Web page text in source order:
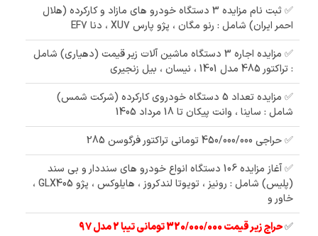
✅ ثبت نام مزایده 3 دستگاه خودرو های مازاد و کارکرده (هلال
احمر ایران) شامل : رنو مگان ، پژو پارس XU7 ، دنا EF7
✅ مزایده اجاره 3 دستگاه ماشین آلات زیر قیمت (دهیاری) شامل
: تراکتور 485 مدل 1401 ، نیسان ، بیل زنجیری
✅ مزایده تعداد 5 دستگاه خودروی کارکرده (شرکت شمس)
شامل : ساینا ، وانت پیکان تا 18 مرداد 1405
✅ حراجی 450/000/000 تومانی تراکتور فرگوسن 285
✅ آغاز مزایده 106 دستگاه انواع خودرو های سنددار و بی سند
(پلیس) شامل : رونیز ، تویوتا لندکروز ، هایلوکس ، پژو GLX405 ،
خاور و
✅حراج زیر قیمت 320/000/000 تومانی تیبا 2 مدل 97